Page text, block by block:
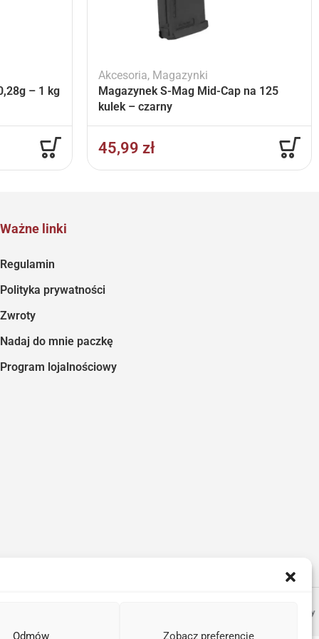
Odmów Zobacz preferencje
– 1 kg
Akcesoria, Magazynki
Magazynek S-Mag Mid-Cap na 125
kulek – czarny
45,99 zł
Ważne linki
Regulamin
Polityka prywatności
Zwroty
Nadaj do mnie paczkę
Program lojalnościowy